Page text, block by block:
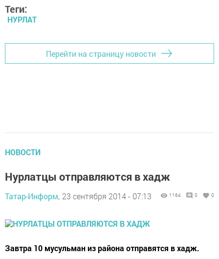
Теги:
НУРЛАТ
Перейти на страницу новости
НОВОСТИ
Нурлатцы отправляются в хадж
Татар-Информ, 23 сентября 2014 - 07:13 1164 0 0
Завтра 10 мусульман из района отправятся в хадж.